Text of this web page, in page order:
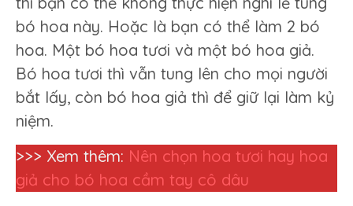
bó hoa này. Hoặc là bạn có thể làm 2 bó
hoa. Một bó hoa tươi và một bó hoa giả.
Bó hoa tươi thì vẫn tung lên cho mọi người
bắt lấy, còn bó hoa giả thì để giữ lại làm kỷ
niệm.
>>> Xem thêm: Nên chọn hoa tươi hay hoa
giả cho bó hoa cầm tay cô dâu